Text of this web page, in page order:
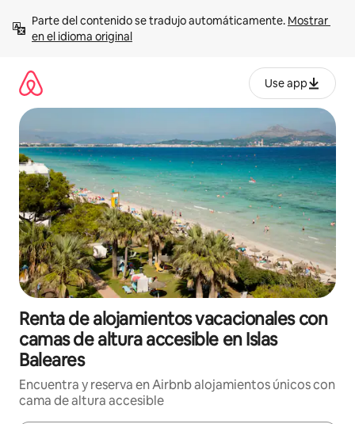
contenido
Parte del contenido se tradujo automáticamente. Mostrar
en el idioma original
Use app
Renta de alojamientos vacacionales con
camas de altura accesible en Islas
Baleares
Encuentra y reserva en Airbnb alojamientos únicos con
cama de altura accesible